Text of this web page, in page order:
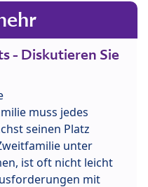
- Diskutieren Sie
muss jedes
seinen Platz
unter
ist oft nicht leicht
mit